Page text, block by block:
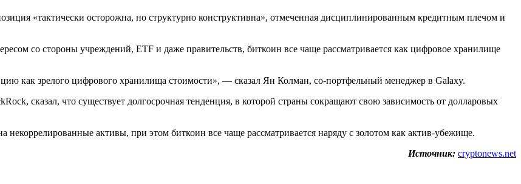
«тактически осторожна, но структурно конструктивна», отмеченная дисциплинированным кредитным плечом и
со стороны учреждений, ETF и даже правительств, биткоин все чаще рассматривается как цифровое хранилище
как зрелого цифрового хранилища стоимости», — сказал Ян Колман, со-портфельный менеджер в Galaxy.
сказал, что существует долгосрочная тенденция, в которой страны сокращают свою зависимость от долларовых
некоррелированные активы, при этом биткоин все чаще рассматривается наряду с золотом как актив-убежище.
Источник: cryptonews.net